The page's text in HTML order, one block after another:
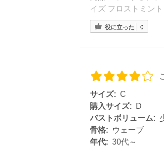
イズ フロストミント
役に立った 0
サイズ: C
購入サイズ:
D
バストボリューム:
骨格:
ウェーブ
年代: 30代～